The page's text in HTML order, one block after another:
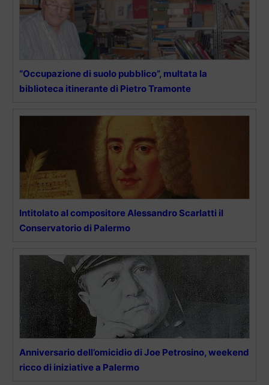
“Occupazione di suolo pubblico”, multata la
biblioteca itinerante di Pietro Tramonte
Intitolato al compositore Alessandro Scarlatti il
Conservatorio di Palermo
Anniversario dell’omicidio di Joe Petrosino, weekend
ricco di iniziative a Palermo